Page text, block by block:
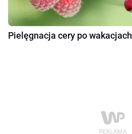
Pielęgnacja cery po wakacjach